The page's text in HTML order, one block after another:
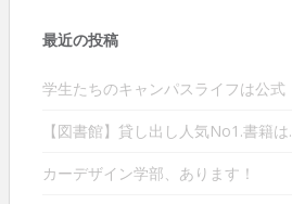
最近の投稿
学生たちのキャンパスライフは公式
【図書館】貸し出し人気No1.書籍は
カーデザイン学部、あります！